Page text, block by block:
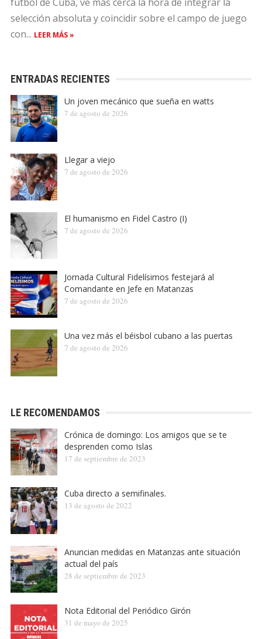
selección absoluta y coincidir sobre el campo de juego
con... LEER MÁS »
ENTRADAS RECIENTES
Un joven mecánico que sueña en watts
7 de agosto de 2026
Llegar a viejo
7 de agosto de 2026
El humanismo en Fidel Castro (I)
7 de agosto de 2026
Jornada Cultural Fidelísimos festejará al
Comandante en Jefe en Matanzas
7 de agosto de 2026
Una vez más el béisbol cubano a las puertas
7 de agosto de 2026
LE RECOMENDAMOS
Crónica de domingo: Los amigos que se te
desprenden como Islas
17 de septiembre de 2023
Cuba directo a semifinales.
13 de agosto de 2022
Anuncian medidas en Matanzas ante situación
actual del país
28 de septiembre de 2023
Nota Editorial del Periódico Girón
31 de mayo de 2025